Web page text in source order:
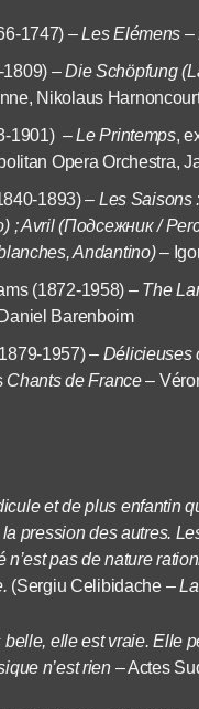
1747) –Les Elémens –
1809) –Die Schöpfung
Nikolaus
1901) –Le Printemps,
Opera Orchestra,
1893) – Les Saisons
; Avril (Подсежник /
Andantino)–
(1872-1958) – The
Barenboim
1957) – Délicieuses
Chants de France–
et de plus enfantin
pression des autres.
n’est pas de nature
(Sergiu Celibidache –
belle, elle est vraie. Elle
n’est rien– Actes